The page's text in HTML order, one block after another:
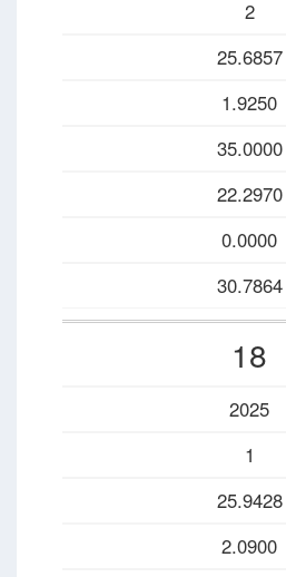
2
25.6857
1.9250
35.0000
22.2970
0.0000
30.7864
18
2025
1
25.9428
2.0900